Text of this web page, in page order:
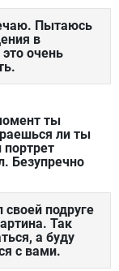
Пытаюсь
в
очень
ты
ли ты
Безупречно
подруге
Так
а буду
с вами.